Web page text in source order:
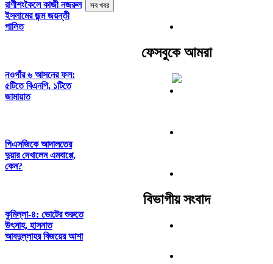
রাণীশংকৈলে কাজী নজরুল
ইসলামের জন্ম জয়ন্তী
পালিত
নওগাঁর ৬ আসনের ফল:
৫টিতে বিএনপি, ১টিতে
জামায়াত
পিএসজিকে আদালতের
দুয়ার দেখালেন এমবাপ্পে,
কেন?
কুমিল্লা-৪: ভোটের শুরুতে
উৎসাহ, হাসনাত
আবদুল্লাহর বিজয়ের আশা
সব খবর
ফেসবুকে আমরা
বিভাগীয় সংবাদ